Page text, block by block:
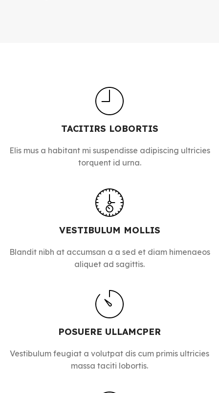
TACITIRS LOBORTIS
Elis mus a habitant mi suspendisse adipiscing ultricies
torquent id urna.
VESTIBULUM MOLLIS
Blandit nibh at accumsan a a sed et diam himenaeos
aliquet ad sagittis.
POSUERE ULLAMCPER
Vestibulum feugiat a volutpat dis cum primis ultricies
massa taciti lobortis.